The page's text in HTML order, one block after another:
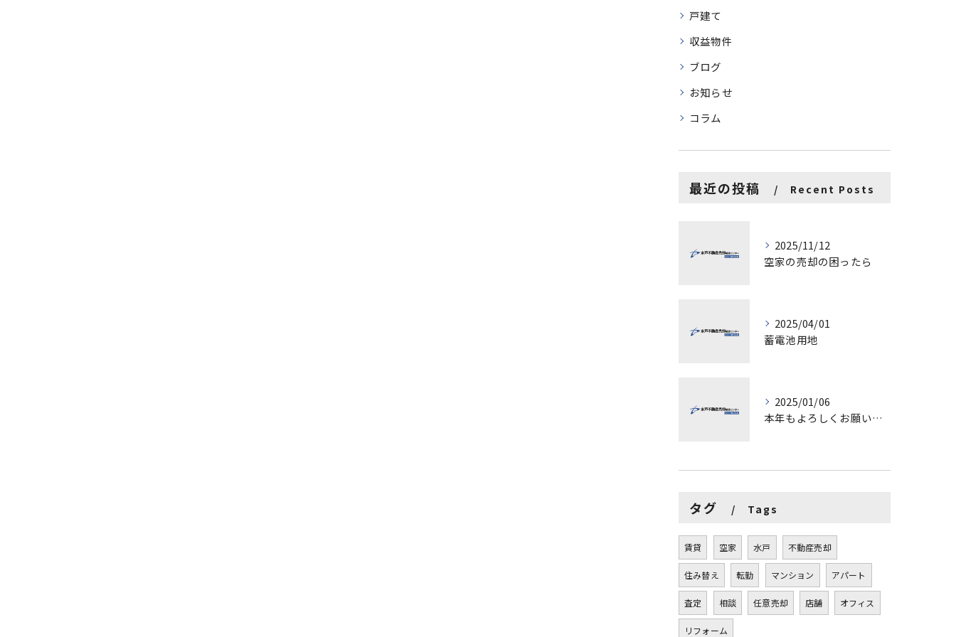
戸建て
収益物件
ブログ
お知らせ
コラム
最近の投稿 Recent Posts
2025/11/12
空家の売却の困ったら
2025/04/01
蓄電池用地
2025/01/06
本年もよろしくお願いします。
タグ Tags
賃貸 空家 水戸 不動産売却
住み替え 転勤 マンション アパート
査定 相談 任意売却 店舗 オフィス
リフォーム